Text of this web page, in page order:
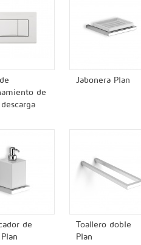
de
Jabonera Plan
de
Toallero doble
Plan